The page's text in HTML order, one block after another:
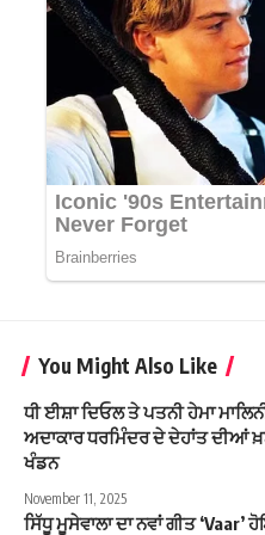
You Might Also Like
ਧੀ ਈਸ਼ਾ ਦਿਓਲ ਤੇ ਪਤਨੀ ਹੇਮਾ
ਅਦਾਕਾਰ ਧਰਮਿੰਦਰ ਦੇ ਦੇਹਾਂਤ ਦੀਆਂ
ਖੰਡਨ
November 11, 2025
ਸਿੱਧੂ ਮੂਸੇਵਾਲਾ ਦਾ ਨਵਾਂ ਗੀਤ